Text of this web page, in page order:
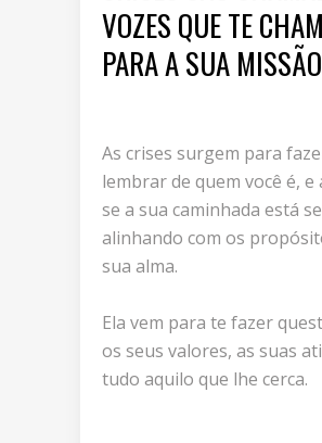
VOZES QUE TE
PARA A SUA MISSÃO
As crises surgem para
lembrar de quem você é, e
se a sua caminhada está se
alinhando com os
sua alma.
Ela vem para te fazer
os seus valores, as suas
tudo aquilo que lhe cerca.